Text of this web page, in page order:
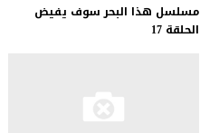
مسلسل هذا البحر سوف يفيض
الحلقة 17